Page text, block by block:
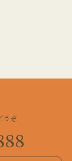
うぞ